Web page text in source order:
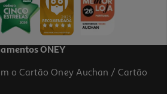
ONEY
o Cartão Oney Auchan / Cartão